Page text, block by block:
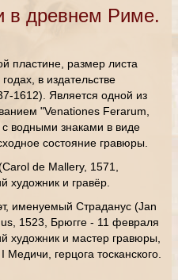
в древнем Риме.
пластине, размер листа
в издательстве
1612). Является одной из
"Venationes Ferarum,
водными знаками в виде
состояние гравюры.
de Mallery, 1571,
художник и гравёр.
именуемый Страданус (Jan
1523, Брюгге - 11 февраля
художник и мастер гравюры,
герцога тосканского.